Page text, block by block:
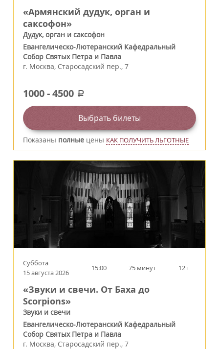
«Армянский дудук, орган и
саксофон»
Дудук, орган и саксофон
Евангелическо-Лютеранский Кафедральный
Собор Святых Петра и Павла
г. Москва, Старосадский пер., 7
1000-4500 a
Выбрать билеты
Показаны полные цены КАК ПОЛУЧИТЬ ЛЬГОТНЫЕ
Суббота
15 августа 2026
15:00 75 минут 12+
«Звуки и свечи. От Баха до
Scorpions»
Звуки и свечи
Евангелическо-Лютеранский Кафедральный
Собор Святых Петра и Павла
г. Москва, Старосадский пер., 7